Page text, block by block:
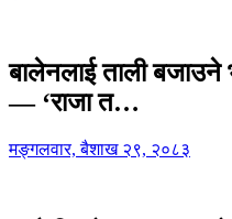
बालेनलाई ताली
— ‘राजा त…
मङ्गलवार, बैशाख २९, २०८३